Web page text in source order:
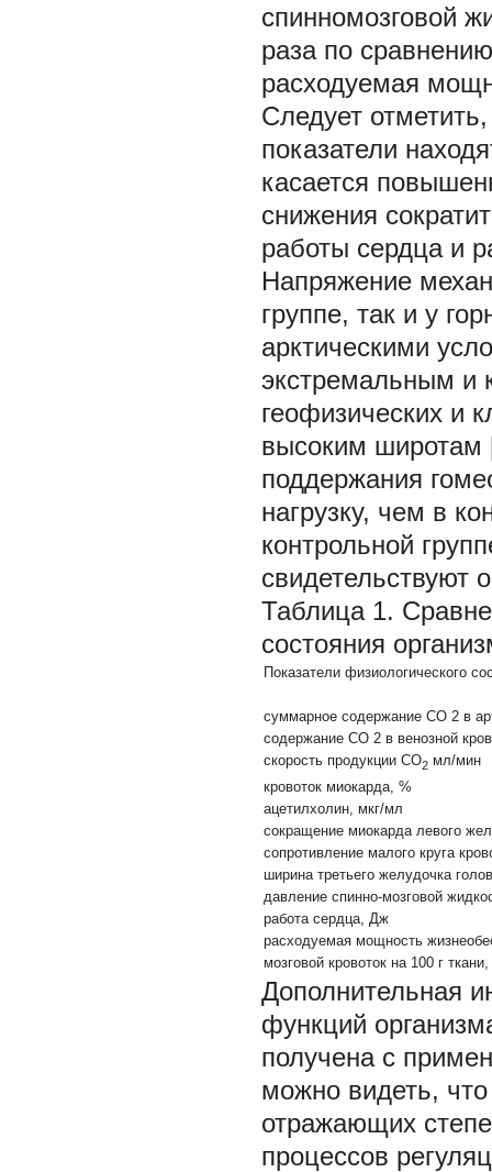
спинномозговой
раза по
расходуемая
Следует
показатели
касается
снижения
работы сердца и
Напряжение
группе, так и у
арктическими
экстремальным и
геофизических и
высоким широтам
поддержания
нагрузку, чем в
контрольной
свидетельствуют
Таблица 1.
состояния
Показатели физиологического
суммарное содержание СО 2 в
содержание СО 2 в венозной
скорость продукции СО2 мл/мин
кровоток миокарда, %
ацетилхолин, мкг/мл
сокращение миокарда левого
сопротивление малого круга
ширина третьего желудочка
давление спинно-мозговой
работа сердца, Дж
расходуемая мощность
мозговой кровоток на 100 г
Дополнительная
функций
получена с
можно видеть, что
отражающих
процессов